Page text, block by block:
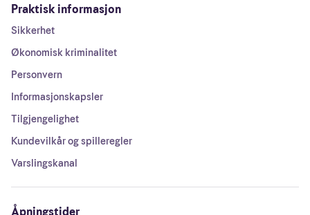
Praktisk informasjon
Sikkerhet
Økonomisk kriminalitet
Personvern
Informasjonskapsler
Tilgjengelighet
Kundevilkår og spilleregler
Varslingskanal